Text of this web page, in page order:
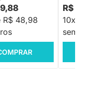
R$ 48,98
R$
10x de
sem